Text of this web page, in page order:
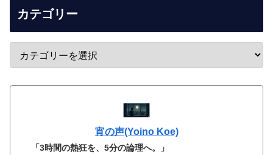
カテゴリー
宵の声(Yoino Koe)
「3時間の熱狂を、5分の論理へ。」